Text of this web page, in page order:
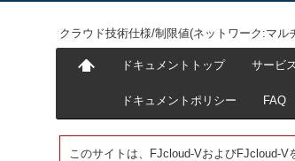
クラウド技術仕様/制限値(ネットワーク:マ
ドキュメントトップ サービ
ドキュメントポリシー FAQ
このサイトは、FJcloud-VおよびFJcloud-V